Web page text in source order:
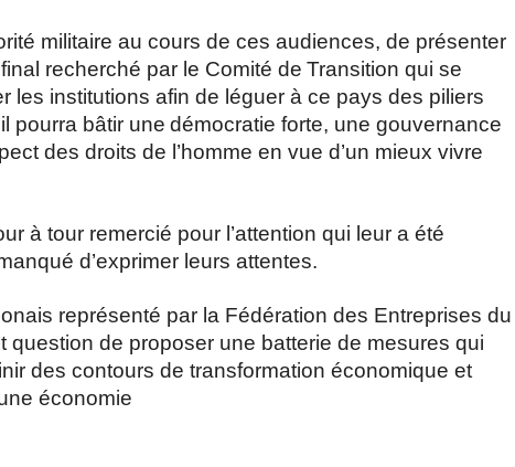
militaire au cours de ces audiences, de présenter
final recherché par le Comité de Transition qui se
les institutions afin de léguer à ce pays des piliers
pourra bâtir une démocratie forte, une gouvernance
des droits de l’homme en vue d’un mieux vivre
à tour remercié pour l’attention qui leur a été
d’exprimer leurs attentes.
représenté par la Fédération des Entreprises du
question de proposer une batterie de mesures qui
des contours de transformation économique et
économie